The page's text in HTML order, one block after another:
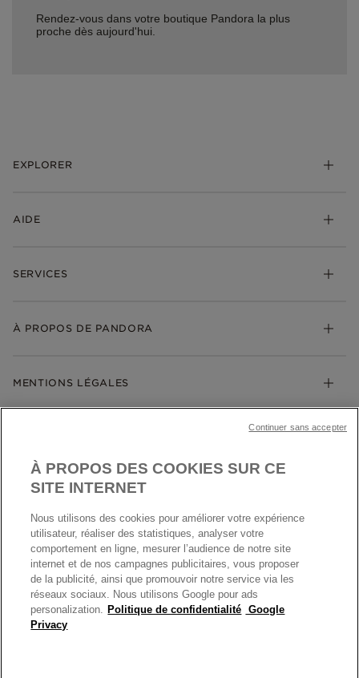
Rendez-vous dans votre boutique Pandora la plus
proche dès aujourd'hui.
EXPLORER
Bijoux
Trouver une boutique
AIDE
Suivre ma commande
Échanges et retours
Prix en ligne et en boutique
Plan du site
SERVICES
Gravure
À PROPOS DE PANDORA
Carrières
MENTIONS LÉGALES
Politique des cookies
Politique de confidentialité
Conditions générales de vente
Conditions générales de vente Click & Collect
Plateforme ODR
Information sur le fabricant et l'importateur
Index égalité Femme/Homme
FRANCE
France
© TOUS DROITS RESERVES. 2026 Pandora
À PROPOS DES COOKIES SUR CE
SITE INTERNET
Nous utilisons des cookies pour améliorer votre expérience
utilisateur, réaliser des statistiques, analyser votre
comportement en ligne, mesurer l’audience de notre site
internet et de nos campagnes publicitaires, vous proposer
de la publicité, ainsi que promouvoir notre service via les
réseaux sociaux. Nous utilisons Google pour ads
personalization. Politique de confidentialité Google
Privacy
Continuer sans accepter